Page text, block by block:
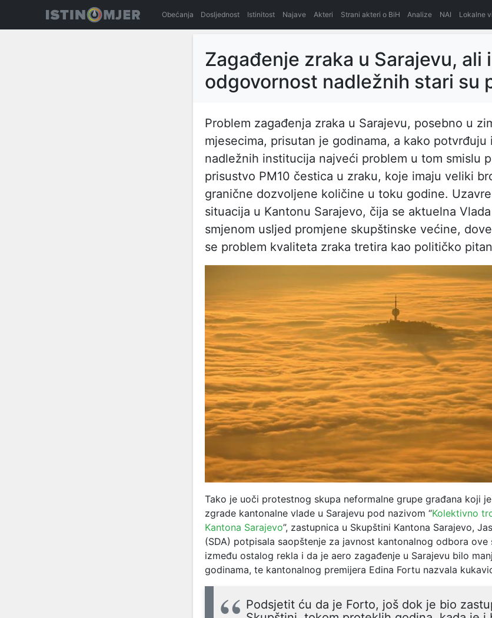
Obećanja Dosljednost Istinitost Najave Akteri Strani akteri o BiH Analize NAI Lokalne
Zagađenje zraka u Sarajevu, ali i
odgovornost nadležnih stari su
Problem zagađenja zraka u Sarajevu, posebno u
mjesecima, prisutan je godinama, a kako potvrđuju
nadležnih institucija najveći problem u tom smislu
prisustvo PM10 čestica u zraku, koje imaju veliki
granične dozvoljene količine u toku godine.
situacija u Kantonu Sarajevo, čija se aktuelna
smjenom usljed promjene skupštinske većine,
se problem kvaliteta zraka tretira kao političko
Tako je uoči protestnog skupa neformalne grupe građana koji
zgrade kantonalne vlade u Sarajevu pod nazivom “Kolektivno
Kantona Sarajevo”, zastupnica u Skupštini Kantona Sarajevo,
(SDA) potpisala saopštenje za javnost kantonalnog odbora ove
između ostalog rekla i da je aero zagađenje u Sarajevu bilo
godinama, te kantonalnog premijera Edina Fortu nazvala
Podsjetit ću da je Forto, još dok je bio